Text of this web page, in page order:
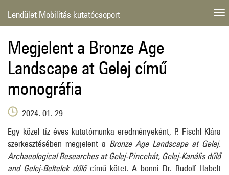
Lendület Mobilitás kutatócsoport
Megjelent a Bronze Age
Landscape at Gelej című
monográfia
2024. 01. 29
Egy közel tíz éves kutatómunka eredményeként, P. Fischl Klára
szerkesztésében megjelent a
Bronze Age Landscape at Gelej.
Archaeological Researches at Gelej-Pincehát, Gelej-Kanális dűlő
and Gelej-Beltelek dűlőcímű kötet. A bonni Dr. Rudolf Habelt